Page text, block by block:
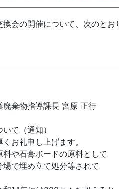
会の開催について、次のとお
宮原 正行
て（通知）
お礼申し上げます。
や石膏ボードの原料として
で埋め立て処分等されて